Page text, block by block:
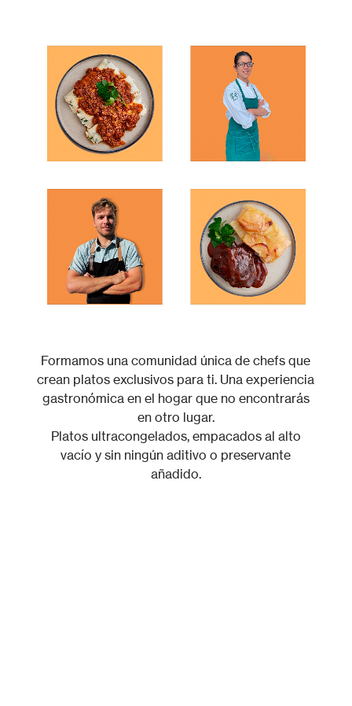
Formamos una comunidad única de chefs que
crean platos exclusivos para ti. Una experiencia
gastronómica en el hogar que no encontrarás
en otro lugar.
Platos ultracongelados, empacados al alto
vacío y sin ningún aditivo o preservante
añadido.